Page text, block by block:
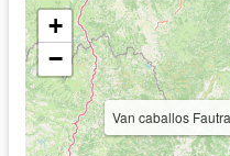
Van caballos
+
−